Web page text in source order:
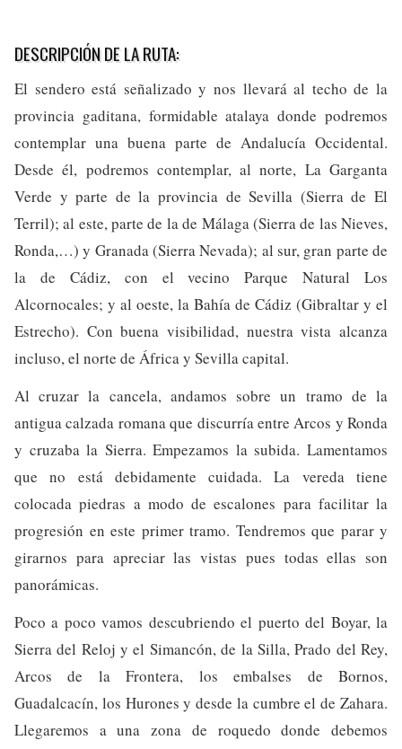
DESCRIPCIÓN DE LA RUTA:
El sendero está señalizado y nos llevará al techo de la
provincia gaditana, formidable atalaya donde podremos
contemplar una buena parte de Andalucía Occidental.
Desde él, podremos contemplar, al norte, La Garganta
Verde y parte de la provincia de Sevilla (Sierra de El
Terril); al este, parte de la de Málaga (Sierra de las Nieves,
Ronda,…) y Granada (Sierra Nevada); al sur, gran parte de
la de Cádiz, con el vecino Parque Natural Los
Alcornocales; y al oeste, la Bahía de Cádiz (Gibraltar y el
Estrecho). Con buena visibilidad, nuestra vista alcanza
incluso, el norte de África y Sevilla capital.
Al cruzar la cancela, andamos sobre un tramo de la
antigua calzada romana que discurría entre Arcos y Ronda
y cruzaba la Sierra. Empezamos la subida. Lamentamos
que no está debidamente cuidada. La vereda tiene
colocada piedras a modo de escalones para facilitar la
progresión en este primer tramo. Tendremos que parar y
girarnos para apreciar las vistas pues todas ellas son
panorámicas.
Poco a poco vamos descubriendo el puerto del Boyar, la
Sierra del Reloj y el Simancón, de la Silla, Prado del Rey,
Arcos de la Frontera, los embalses de Bornos,
Guadalcacín, los Hurones y desde la cumbre el de Zahara.
Llegaremos a una zona de roquedo donde debemos